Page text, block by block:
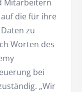
Mitarbeitern
die für ihre
zu
Worten des
bei
„Wir